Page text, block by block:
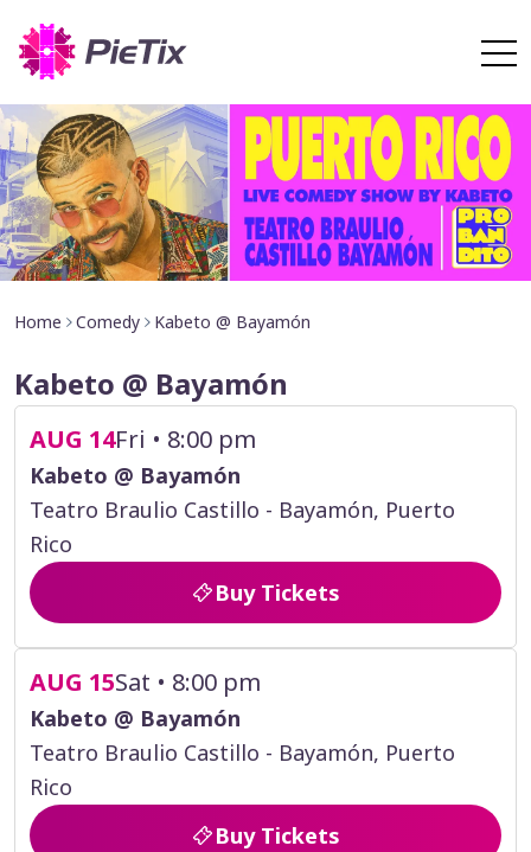
Home Comedy Kabeto @ Bayamón
Kabeto @ Bayamón
AUG 14Fri • 8:00 pm
Kabeto @ Bayamón
Teatro Braulio Castillo - Bayamón, Puerto
Rico
Buy Tickets
AUG 15Sat • 8:00 pm
Kabeto @ Bayamón
Teatro Braulio Castillo - Bayamón, Puerto
Rico
Buy Tickets